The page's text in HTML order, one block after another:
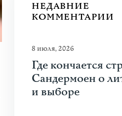
20 июля 2026
Почему человеку
Что привлекает человека
НЕДАВНИЕ
КОММЕНТАРИИ
8 июля, 2026
Где кончается
Сандермоен о
и выборе